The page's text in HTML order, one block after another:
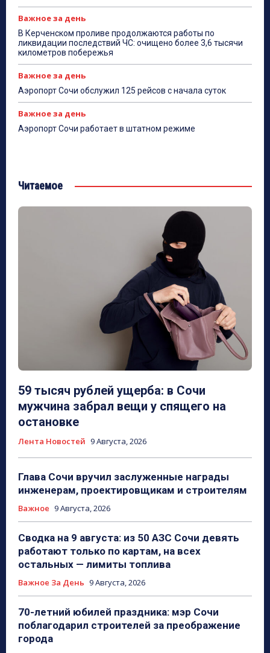
Важное за день
В Керченском проливе продолжаются работы по
ликвидации последствий ЧС: очищено более 3,6 тысячи
километров побережья
Важное за день
Аэропорт Сочи обслужил 125 рейсов с начала суток
Важное за день
Аэропорт Сочи работает в штатном режиме
Читаемое
59 тысяч рублей ущерба: в Сочи
мужчина забрал вещи у спящего на
остановке
Лента Новостей 9 Августа, 2026
Глава Сочи вручил заслуженные награды
инженерам, проектировщикам и строителям
Важное 9 Августа, 2026
Сводка на 9 августа: из 50 АЗС Сочи девять
работают только по картам, на всех
остальных — лимиты топлива
Важное За День 9 Августа, 2026
70-летний юбилей праздника: мэр Сочи
поблагодарил строителей за преображение
города